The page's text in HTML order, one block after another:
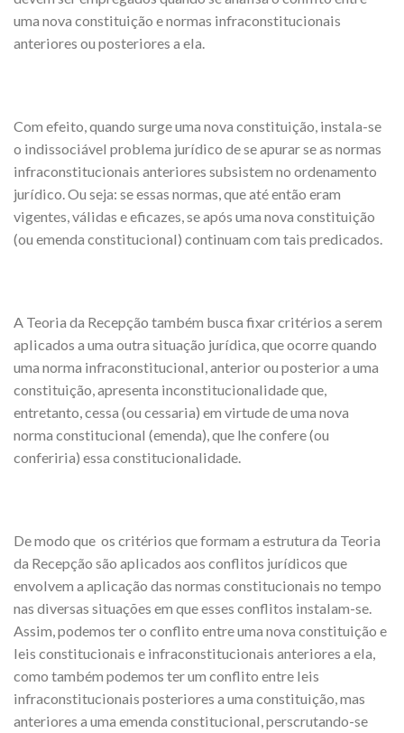
uma nova constituição e normas infraconstitucionais
anteriores ou posteriores a ela.
Com efeito, quando surge uma nova constituição, instala-se
o indissociável problema jurídico de se apurar se as normas
infraconstitucionais anteriores subsistem no ordenamento
jurídico. Ou seja: se essas normas, que até então eram
vigentes, válidas e eficazes, se após uma nova constituição
(ou emenda constitucional) continuam com tais predicados.
A Teoria da Recepção também busca fixar critérios a serem
aplicados a uma outra situação jurídica, que ocorre quando
uma norma infraconstitucional, anterior ou posterior a uma
constituição, apresenta inconstitucionalidade que,
entretanto, cessa (ou cessaria) em virtude de uma nova
norma constitucional (emenda), que lhe confere (ou
conferiria) essa constitucionalidade.
De modo que os critérios que formam a estrutura da Teoria
da Recepção são aplicados aos conflitos jurídicos que
envolvem a aplicação das normas constitucionais no tempo
nas diversas situações em que esses conflitos instalam-se.
Assim, podemos ter o conflito entre uma nova constituição e
leis constitucionais e infraconstitucionais anteriores a ela,
como também podemos ter um conflito entre leis
infraconstitucionais posteriores a uma constituição, mas
anteriores a uma emenda constitucional, perscrutando-se